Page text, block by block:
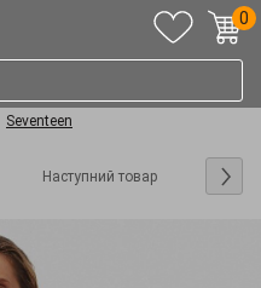
0
Seventeen
Наступний товар